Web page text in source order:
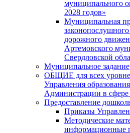
муниципального
2028 годов»
Муниципальная
дорожного
Артемовского
Свердловской
Муниципальное задание
ОБЩИЕ для всех
Управления
Администрации в сфере
Предоставление
Приказы
Методические
информационные